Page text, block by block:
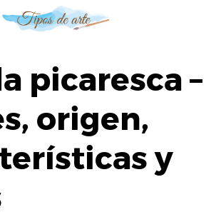
picaresca –
origen,
y